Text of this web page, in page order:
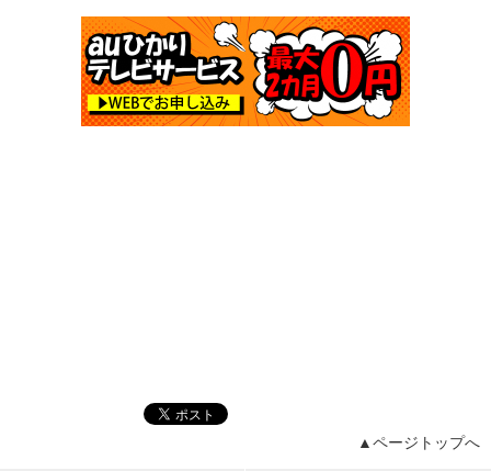
▲ページトップへ